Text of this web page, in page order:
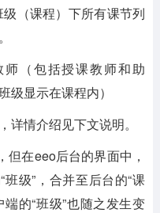
（课程）下所有课节列
（包括授课教师和助
级显示在课程内）
情介绍见下文说明。
但在eeo后台的界面中，
级”，合并至后台的“课
的“班级”也随之发生变